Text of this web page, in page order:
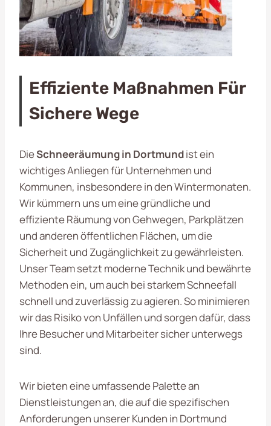
Effiziente Maßnahmen Für
Sichere Wege
DieSchneeräumung in Dortmundist ein
wichtiges Anliegen für Unternehmen und
Kommunen, insbesondere in den Wintermonaten.
Wir kümmern uns um eine gründliche und
effiziente Räumung von Gehwegen, Parkplätzen
und anderen öffentlichen Flächen, um die
Sicherheit und Zugänglichkeit zu gewährleisten.
Unser Team setzt moderne Technik und bewährte
Methoden ein, um auch bei starkem Schneefall
schnell und zuverlässig zu agieren. So minimieren
wir das Risiko von Unfällen und sorgen dafür, dass
Ihre Besucher und Mitarbeiter sicher unterwegs
sind.
Wir bieten eine umfassende Palette an
Dienstleistungen an, die auf die spezifischen
Anforderungen unserer Kunden in Dortmund